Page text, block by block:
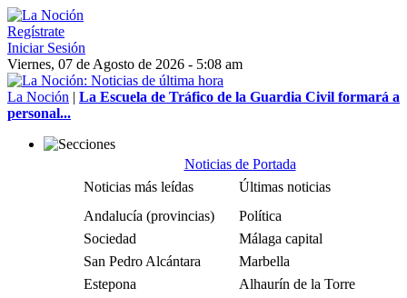
Regístrate
Iniciar Sesión
Viernes, 07 de Agosto de 2026 - 5:08 am
La Noción | La Escuela de Tráfico de la Guardia Civil formará a
personal...
Noticias de Portada
Noticias más leídas
Últimas noticias
Andalucía (provincias)
Política
Sociedad
Málaga capital
San Pedro Alcántara
Marbella
Estepona
Alhaurín de la Torre